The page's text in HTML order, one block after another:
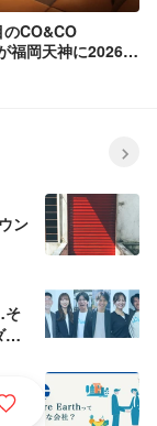
CO&CO
福岡天神に2026年
ン
そ
イ